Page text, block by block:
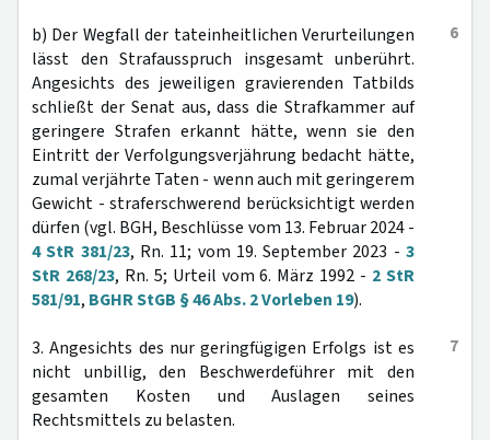
6
b) Der Wegfall der tateinheitlichen Verurteilungen
lässt den Strafausspruch insgesamt unberührt.
Angesichts des jeweiligen gravierenden Tatbilds
schließt der Senat aus, dass die Strafkammer auf
geringere Strafen erkannt hätte, wenn sie den
Eintritt der Verfolgungsverjährung bedacht hätte,
zumal verjährte Taten - wenn auch mit geringerem
Gewicht - straferschwerend berücksichtigt werden
dürfen (vgl. BGH, Beschlüsse vom 13. Februar 2024 -
4 StR 381/23, Rn. 11; vom 19. September 2023 -3
StR 268/23, Rn. 5; Urteil vom 6. März 1992 - 2 StR
581/91, BGHR StGB § 46 Abs. 2 Vorleben 19).
7
3. Angesichts des nur geringfügigen Erfolgs ist es
nicht unbillig, den Beschwerdeführer mit den
gesamten Kosten und Auslagen seines
Rechtsmittels zu belasten.